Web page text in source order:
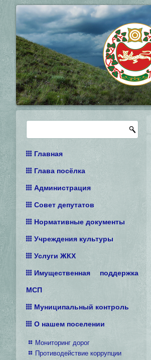
Главная
Глава посёлка
Администрация
Совет депутатов
Нормативные документы
Учреждения культуры
Услуги ЖКХ
Имущественная поддержка
МСП
Муниципальный контроль
О нашем поселении
Мониторинг дорог
Противодействие коррупции